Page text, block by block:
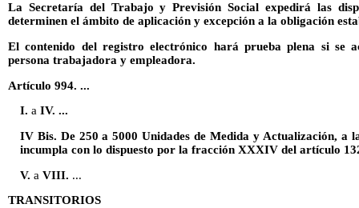
La Secretaría del Trabajo y Previsión Social expedirá las
determinen el ámbito de aplicación y excepción a la obligación
El contenido del registro electrónico hará prueba plena si se
persona trabajadora y empleadora.
Artículo 994. ...
I. a IV. ...
IV Bis. De 250 a 5000 Unidades de Medida y Actualización, a
incumpla con lo dispuesto por la fracción XXXIV del artículo
V. a VIII. ...
TRANSITORIOS